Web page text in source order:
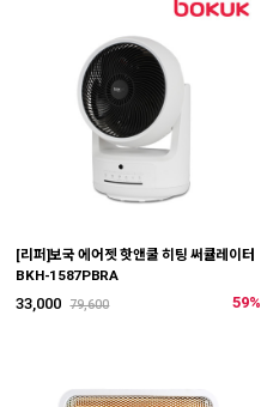
[리퍼]보국 에어젯 핫앤쿨 히팅 써큘레이터
BKH-1587PBRA
33,000 79,600 59%